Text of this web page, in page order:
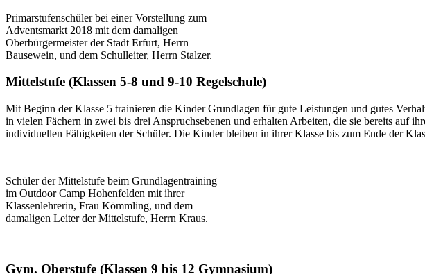
Primarstufenschüler bei einer Vorstellung zum
Adventsmarkt 2018 mit dem damaligen
Oberbürgermeister der Stadt Erfurt, Herrn
Bausewein, und dem Schulleiter, Herrn Stalzer.
Mittelstufe (Klassen 5-8 und 9-10 Regelschule)
Mit Beginn der Klasse 5 trainieren die Kinder Grundlagen für gute Leistungen und gutes
in vielen Fächern in zwei bis drei Anspruchsebenen und erhalten Arbeiten, die sie bereits auf
individuellen Fähigkeiten der Schüler. Die Kinder bleiben in ihrer Klasse bis zum Ende der
Schüler der Mittelstufe beim Grundlagentraining
im Outdoor Camp Hohenfelden mit ihrer
Klassenlehrerin, Frau Kömmling, und dem
damaligen Leiter der Mittelstufe, Herrn Kraus.
Gym. Oberstufe (Klassen 9 bis 12 Gymnasium)